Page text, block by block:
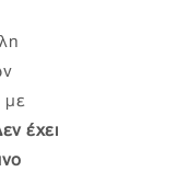
με
έχει